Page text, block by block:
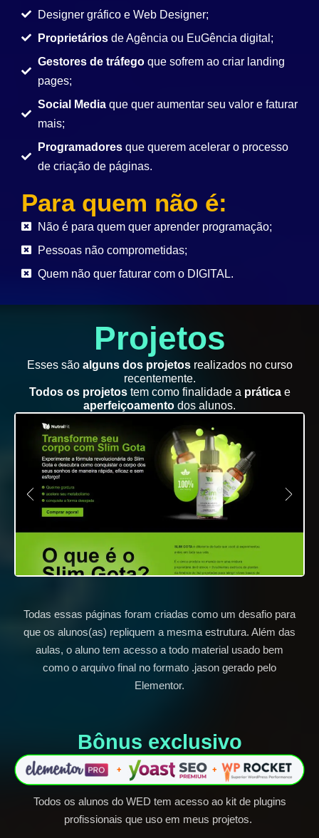
Designer gráfico e Web Designer;
Proprietários de Agência ou EuGência digital;
Gestores de tráfegoque sofrem ao criar landing
pages;
Social Media que quer aumentar seu valor e faturar
mais;
Programadores que querem acelerar o processo
de criação de páginas.
Para quem não é:
Não é para quem quer aprender programação;
Pessoas não comprometidas;
Quem não quer faturar com o DIGITAL.
Projetos
Esses sãoalguns dos projetosrealizados no curso
recentemente.
Todos os projetos tem como finalidade a prática e
aperfeiçoamento dos alunos.
Todas essas páginas foram criadas como um desafio para
que os alunos(as) repliquem a mesma estrutura. Além das
aulas, o aluno tem acesso a todo material usado bem
como o arquivo final no formato .jason gerado pelo
Elementor.
Bônus exclusivo​
Todos os alunos do WED tem acesso ao kit de plugins
profissionais que uso em meus projetos.